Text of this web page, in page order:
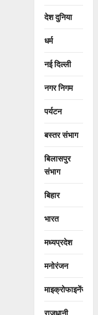
देश दुनिया
धर्म
नई दिल्ली
नगर निगम
पर्यटन
बस्तर संभाग
बिलासपुर
संभाग
बिहार
भारत
मध्यप्रदेश
मनोरंजन
माइक्रोफाइनेंस